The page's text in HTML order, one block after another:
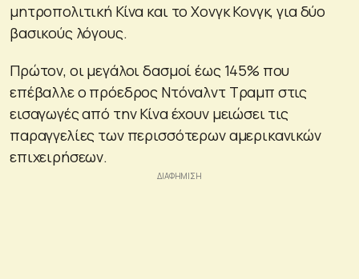
μητροπολιτική Κίνα και το Χονγκ Κονγκ, για δύο
βασικούς λόγους.
Πρώτον, οι μεγάλοι δασμοί έως 145% που
επέβαλλε ο πρόεδρος Ντόναλντ Τραμπ στις
εισαγωγές από την Κίνα έχουν μειώσει τις
παραγγελίες των περισσότερων αμερικανικών
επιχειρήσεων.